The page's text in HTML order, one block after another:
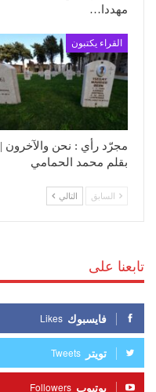
مهددا…
القراء يكتبون
مجرّد رأي : نحن والآخرون |
بقلم محمد الحمامي
السابق التالي
تابعنا على
فايسبوك Likes
تويتر Tweets
يوتيوب Followers